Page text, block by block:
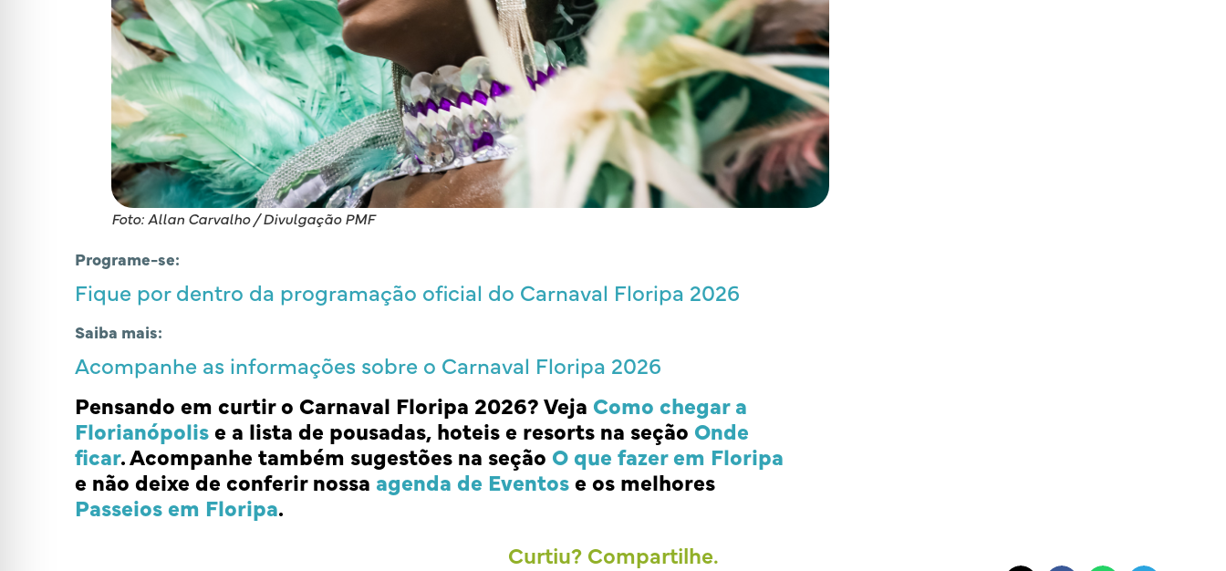
Foto: Allan Carvalho / Divulgação PMF
Programe-se:
Fique por dentro da programação oficial do Carnaval Floripa 2026
Saiba mais:
Acompanhe as informações sobre o Carnaval Floripa 2026
Pensando em curtir o Carnaval Floripa 2026? Veja Como chegar a
Florianópolise a lista de pousadas, hoteis e resorts na seção Onde
ficar. Acompanhe também sugestões na seção O que fazer em Floripa
e não deixe de conferir nossa agenda de Eventose os melhores
Passeios em Floripa.
Curtiu? Compartilhe.